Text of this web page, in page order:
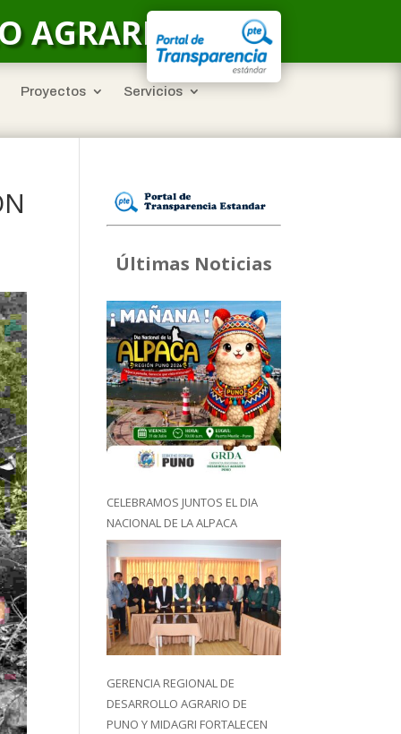
AGRARIO
Proyectos Servicios
Últimas Noticias
CELEBRAMOS JUNTOS EL DIA
NACIONAL DE LA ALPACA
GERENCIA REGIONAL DE
DESARROLLO AGRARIO DE
PUNO Y MIDAGRI FORTALECEN